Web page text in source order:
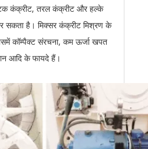
कंक्रीट, तरल कंक्रीट और हल्के
सकता है। मिक्सर कंक्रीट मिश्रण के
कॉम्पैक्ट संरचना, कम ऊर्जा खपत
आदि के फायदे हैं।